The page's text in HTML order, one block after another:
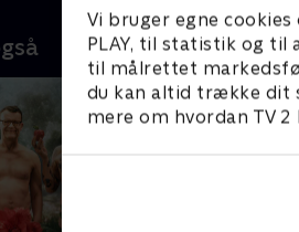
Vi bruger egne
PLAY, til statistik og til
til målrettet
du kan altid trække dit
mere om hvordan TV